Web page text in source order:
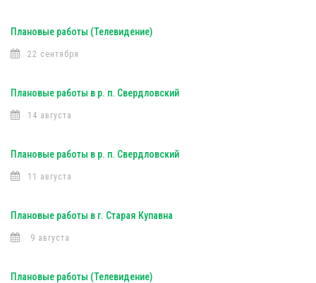
Плановые работы (Телевидение)
22 сентября
Плановые работы в р. п. Свердловский
14 августа
Плановые работы в р. п. Свердловский
11 августа
Плановые работы в г. Старая Купавна
9 августа
Плановые работы (Телевидение)